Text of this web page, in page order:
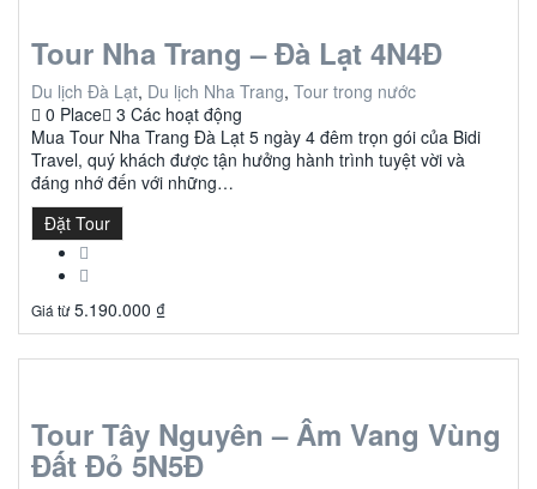
Tour Nha Trang – Đà Lạt 4N4Đ
Du lịch Đà Lạt, Du lịch Nha Trang, Tour trong nước
0 Place 3 Các hoạt động
Mua Tour Nha Trang Đà Lạt 5 ngày 4 đêm trọn gói của Bidi
Travel, quý khách được tận hưởng hành trình tuyệt vời và
đáng nhớ đến với những…
Đặt Tour
Giá từ 5.190.000 ₫
Tour Tây Nguyên – Âm Vang Vùng
Đất Đỏ 5N5Đ